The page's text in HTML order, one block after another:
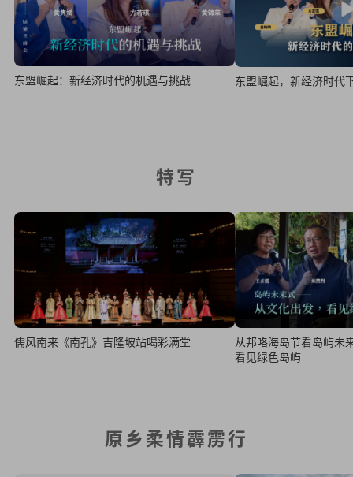
东盟崛起：新经济时代的机遇与挑战 东盟崛起，新经济时代
特写
儒风南来《南孔》吉隆坡站喝彩满堂
从邦咯海岛节看岛屿
看见绿色岛屿
原乡柔情霹雳行